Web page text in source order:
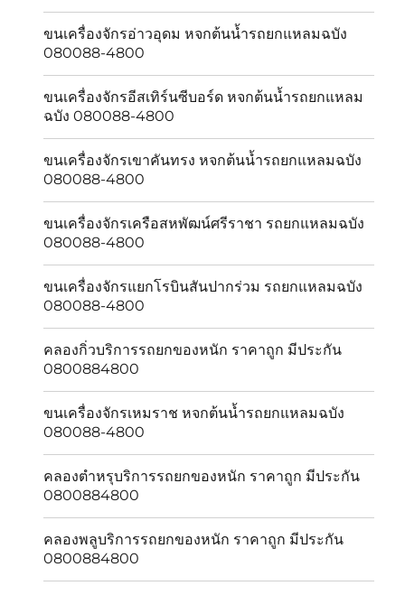
ขนเครื่องจักรอ่าวอุดม หจกต้นน้ำรถยกแหลมฉบัง
080088-4800
ขนเครื่องจักรอีสเทิร์นซีบอร์ด หจกต้นน้ำรถยกแหลม
ฉบัง 080088-4800
ขนเครื่องจักรเขาคันทรง หจกต้นน้ำรถยกแหลมฉบัง
080088-4800
ขนเครื่องจักรเครือสหพัฒน์ศรีราชา รถยกแหลมฉบัง
080088-4800
ขนเครื่องจักรแยกโรบินสันปากร่วม รถยกแหลมฉบัง
080088-4800
คลองกิ่วบริการรถยกของหนัก ราคาถูก มีประกัน
0800884800
ขนเครื่องจักรเหมราช หจกต้นน้ำรถยกแหลมฉบัง
080088-4800
คลองตำหรุบริการรถยกของหนัก ราคาถูก มีประกัน
0800884800
คลองพลูบริการรถยกของหนัก ราคาถูก มีประกัน
0800884800